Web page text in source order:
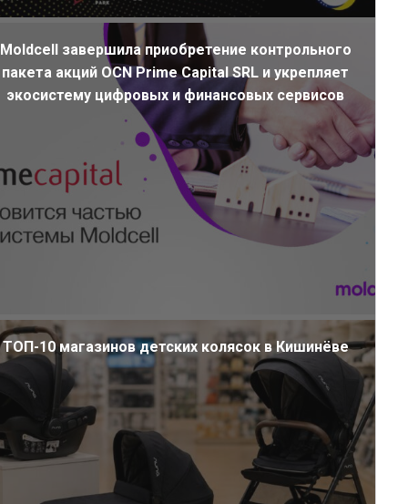
Moldcell завершила приобретение контрольного
пакета акций OCN Prime Capital SRL и укрепляет
экосистему цифровых и финансовых сервисов
ТОП-10 магазинов детских колясок в Кишинёве